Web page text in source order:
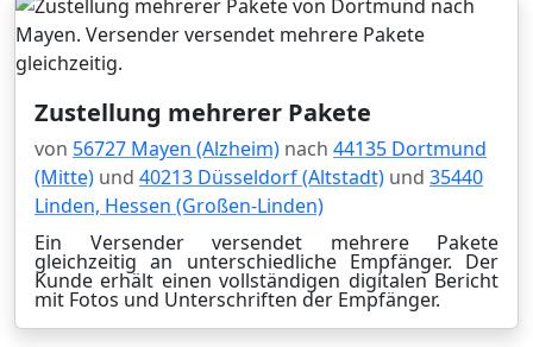
Zustellung mehrerer Pakete
von 56727 Mayen (Alzheim) nach 44135 Dortmund
(Mitte) und 40213 Düsseldorf (Altstadt) und 35440
Linden, Hessen (Großen-Linden)
Ein Versender versendet mehrere Pakete
gleichzeitig an unterschiedliche Empfänger. Der
Kunde erhält einen vollständigen digitalen Bericht
mit Fotos und Unterschriften der Empfänger.